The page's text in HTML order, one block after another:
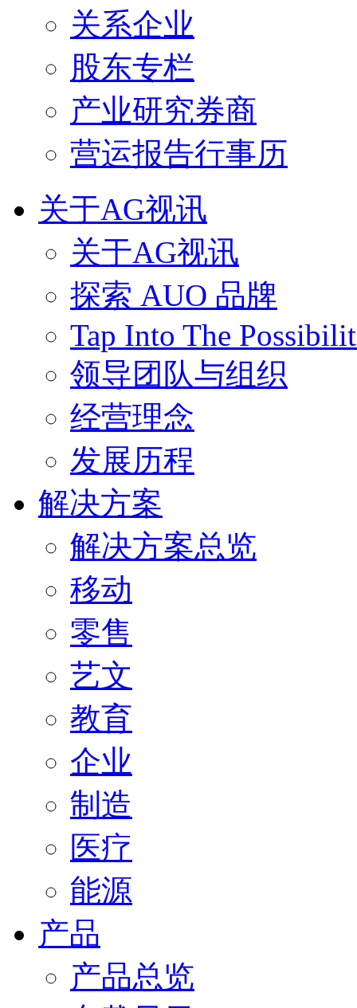
关系企业
股东专栏
产业研究券商
营运报告行事历
关于AG视讯
关于AG视讯
探索 AUO 品牌
Tap Into The
领导团队与组织
经营理念
发展历程
解决方案
解决方案总览
移动
零售
艺文
教育
企业
制造
医疗
能源
产品
产品总览